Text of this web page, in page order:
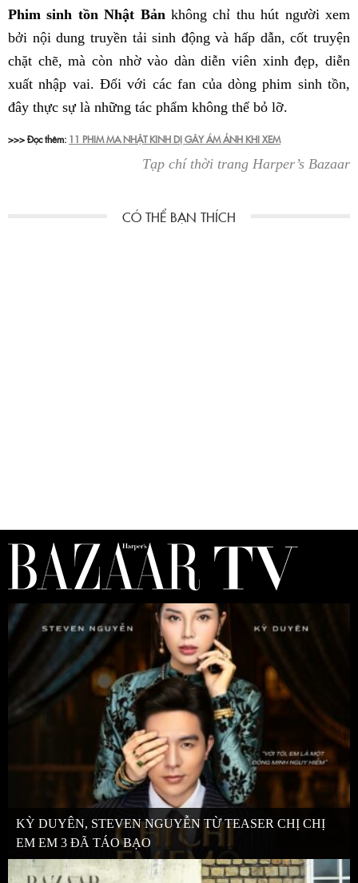
Phim sinh tồn Nhật Bản không chỉ thu hút người xem
bởi nội dung truyền tải sinh động và hấp dẫn, cốt truyện
chặt chẽ, mà còn nhờ vào dàn diễn viên xinh đẹp, diễn
xuất nhập vai. Đối với các fan của dòng phim sinh tồn,
đây thực sự là những tác phẩm không thể bỏ lỡ.
>>> Đọc thêm: 11 PHIM MA NHẬT KINH DỊ GÂY ÁM ẢNH KHI XEM
Tạp chí thời trang Harper’s Bazaar
KỲ DUYÊN, STEVEN NGUYỄN TỪ TEASER CHỊ CHỊ
EM EM 3 ĐÃ TÁO BẠO